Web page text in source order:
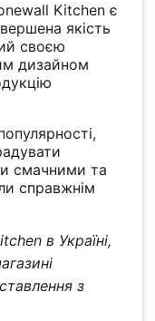
Kitchen є
якість
своєю
дизайном
смачними та
справжнім
в Україні,
з